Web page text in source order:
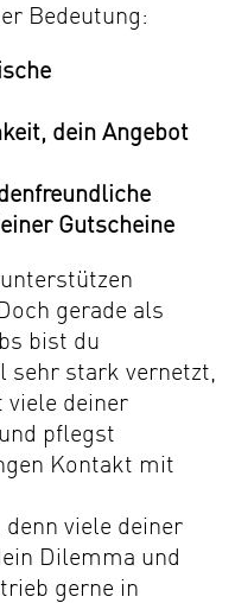
Bedeutung:
dein Angebot
Gutscheine
gerade als
bist du
sehr stark vernetzt,
viele deiner
pflegst
Kontakt mit
viele deiner
Dilemma und
gerne in